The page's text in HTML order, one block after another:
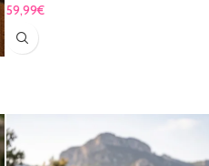
59,99€